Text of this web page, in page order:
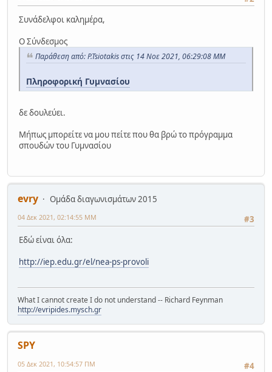
Συνάδελφοι καλημέρα,
Ο Σύνδεσμος
Παράθεση από: P.Tsiotakis στις 14 Νοε 2021, 06:29:08 ΜΜ
Πληροφορική Γυμνασίου
δε δουλεύει.
Μήπως μπορείτε να μου πείτε που θα βρώ το πρόγραμμα
σπουδών του Γυμνασίου
evry
Ομάδα διαγωνισμάτων 2015
#3
04 Δεκ 2021, 02:14:55 ΜΜ
Εδώ είναι όλα:
http://iep.edu.gr/el/nea-ps-provoli
What I cannot create I do not understand -- Richard Feynman
http://evripides.mysch.gr
SPY
#4
05 Δεκ 2021, 10:54:57 ΠΜ